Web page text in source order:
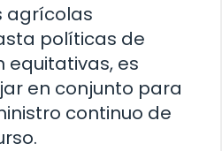
agrícolas
políticas de
equitativas, es
en conjunto para
continuo de